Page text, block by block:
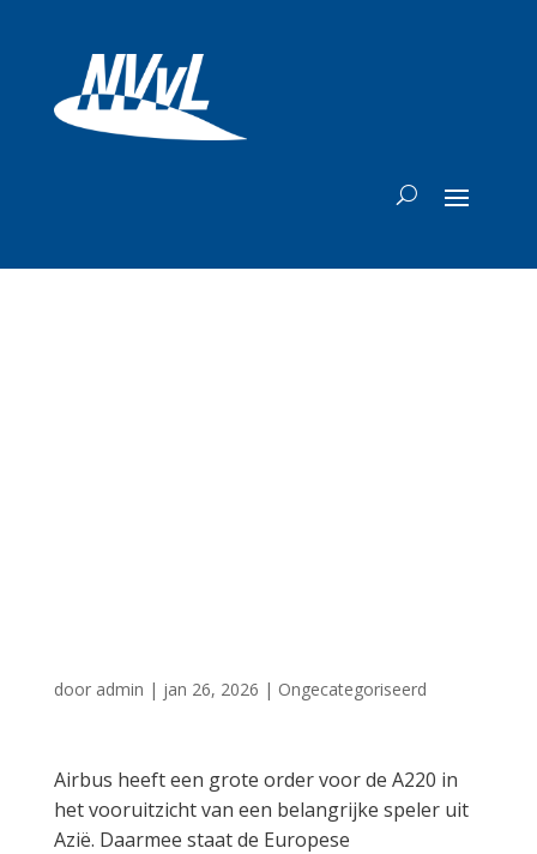
door admin | jan 26, 2026 | Ongecategoriseerd
Airbus heeft een grote order voor de A220 in
het vooruitzicht van een belangrijke speler uit
Azië. Daarmee staat de Europese